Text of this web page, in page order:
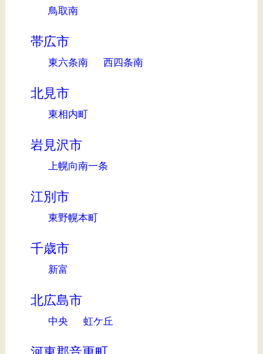
鳥取南
帯広市
東六条南 西四条南
北見市
東相内町
岩見沢市
上幌向南一条
江別市
東野幌本町
千歳市
新富
北広島市
中央 虹ケ丘